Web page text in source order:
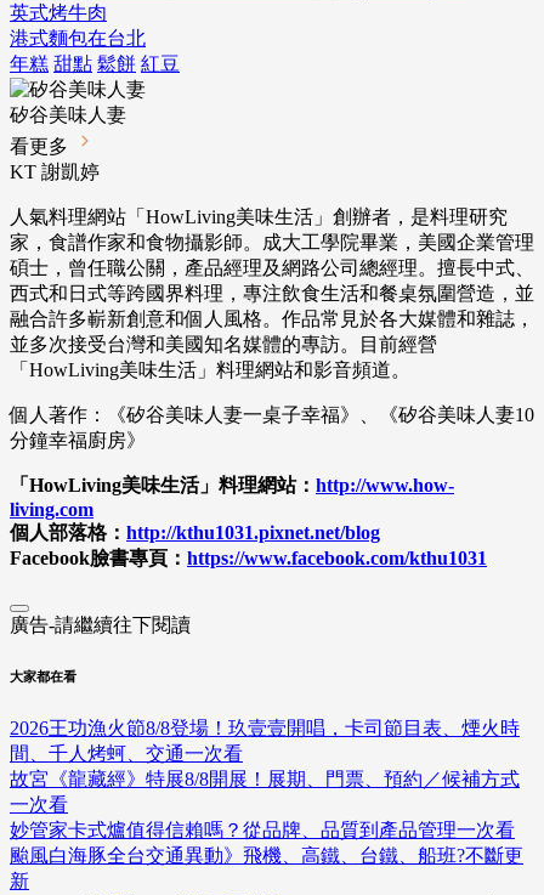
英式烤牛肉
港式麵包在台北
年糕 甜點 鬆餅 紅豆
矽谷美味人妻
看更多
KT 謝凱婷
人氣料理網站「 HowLiving美味生活 」創辦者，是料理研究
家，食譜作家和食物攝影師。成大工學院畢業，美國企業管理
碩士，曾任職公關，產品經理及網路公司總經理。擅長中式、
西式和日式等跨國界料理，專注飲食生活和餐桌氛圍營造，並
融合許多嶄新創意和個人風格。作品常見於各大媒體和雜誌，
並多次接受台灣和美國知名媒體的專訪。目前經營
「 HowLiving美味生活 」料理網站和影音頻道。
個人著作：《矽谷美味人妻一桌子幸福》、《矽谷美味人妻10
分鐘幸福廚房》
「HowLiving美味生活」料理網站： http://www.how-
living.com
個人部落格： http://kthu1031.pixnet.net/blog
Facebook臉書專頁： https://www.facebook.com/kthu1031
廣告-請繼續往下閱讀
大家都在看
2026王功漁火節8/8登場！玖壹壹開唱，卡司節目表、煙火時
間、千人烤蚵、交通一次看
故宮《龍藏經》特展8/8開展！展期、門票、預約／候補方式
一次看
妙管家卡式爐值得信賴嗎？從品牌、品質到產品管理一次看
颱風白海豚全台交通異動》飛機、高鐵、台鐵、船班?不斷更
新